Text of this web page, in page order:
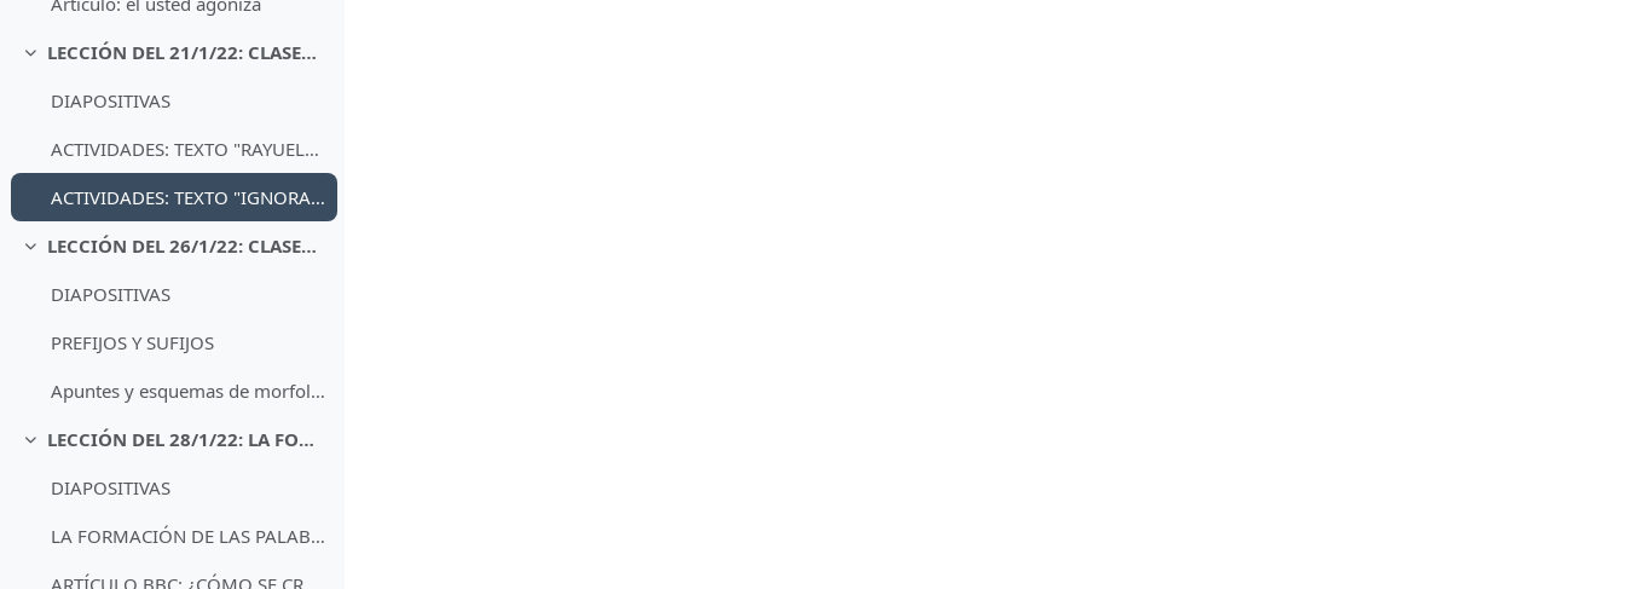
Minimizza
LECCIÓN DEL 21/1/22: CLASES DE PALABRAS
DIAPOSITIVAS
ACTIVIDADES: TEXTO "RAYUELA" DE CORTÁZARFile
ACTIVIDADES: TEXTO "IGNORANCIA" DE SAVATER
Minimizza
LECCIÓN DEL 26/1/22: CLASES DE PALABRAS II
DIAPOSITIVAS
PREFIJOS Y SUFIJOS
Apuntes y esquemas de morfología
Minimizza
LECCIÓN DEL 28/1/22: LA FORMACIÓN DE LAS PALABRAS
DIAPOSITIVAS
LA FORMACIÓN DE LAS PALABRAS